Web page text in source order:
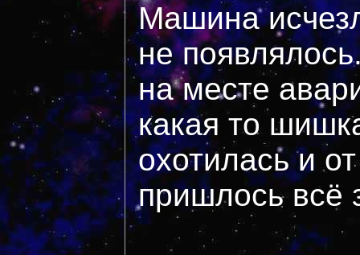
Машина
не
на месте
какая то
охотилась и
пришлось всё